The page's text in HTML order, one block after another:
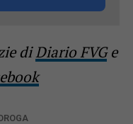
diDiario FVGe